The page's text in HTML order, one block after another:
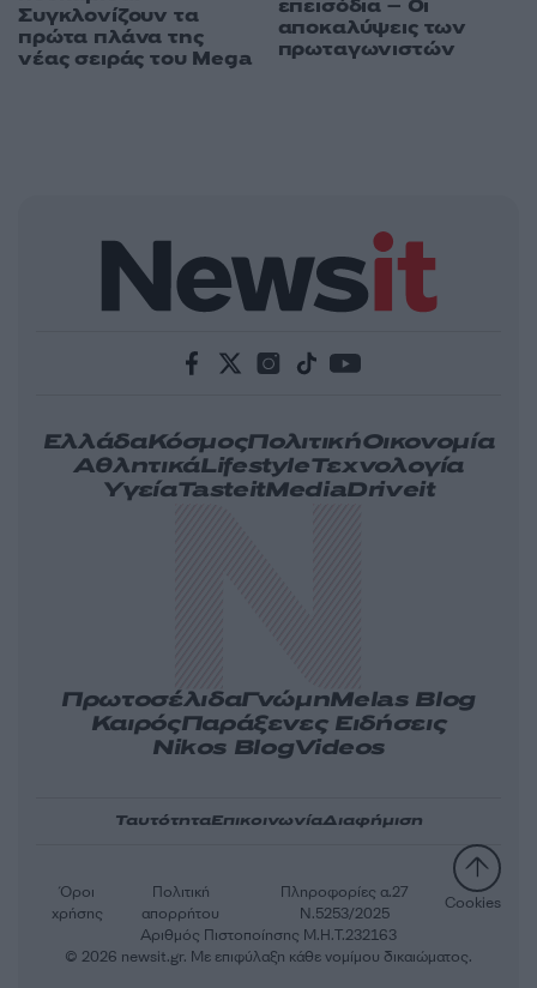
Συγκλονίζουν τα
πρώτα πλάνα της
νέας σειράς του Mega
επεισόδια – Οι
αποκαλύψεις των
πρωταγωνιστών
ΕλλάδαΚόσμοςΠολιτικήΟικονομία
ΑθλητικάLifestyleΤεχνολογία
ΥγείαTasteitMediaDriveit
ΠρωτοσέλιδαΓνώμηMelas Blog
ΚαιρόςΠαράξενες Ειδήσεις
Nikos BlogVideos
ΤαυτότηταΕπικοινωνίαΔιαφήμιση
Αριθμός Πιστοποίησης Μ.Η.Τ.232163
Όροι
χρήσης
Πολιτική
απορρήτου
Πληροφορίες α.27
Ν.5253/2025
Cookies
© 2026 newsit.gr. Με επιφύλαξη κάθε νομίμου δικαιώματος.